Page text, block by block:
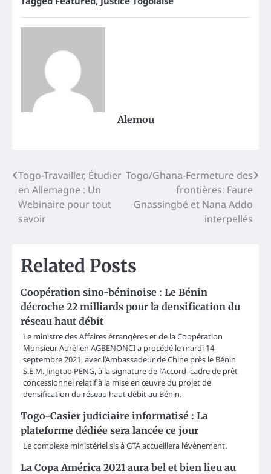
Alemou
Post
navigation
Togo-Travailler, Étudier
en Allemagne : Un
Webinaire pour tout
savoir
Togo/Ghana-Fermeture des
frontières: Faure
Gnassingbé et Nana Addo
interpellés
Related Posts
Coopération sino-béninoise : Le Bénin
décroche 22 milliards pour la densification du
réseau haut débit
Le ministre des Affaires étrangères et de la Coopération
Monsieur Aurélien AGBENONCI a procédé le mardi 14
septembre 2021, avec l’Ambassadeur de Chine près le Bénin
S.E.M. Jingtao PENG, à la signature de l’Accord–cadre de prêt
concessionnel relatif à la mise en œuvre du projet de
densification du réseau haut débit au Bénin.
Togo-Casier judiciaire informatisé : La
plateforme dédiée sera lancée ce jour
Le complexe ministériel sis à GTA accueillera l’évènement.
La Copa América 2021 aura bel et bien lieu au